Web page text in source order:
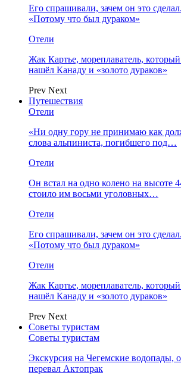
Его спрашивали, зачем он это
«Потому что был дураком»
Отели
Жак Картье, мореплаватель,
нашёл Канаду и «золото дураков»
Prev Next
Путешествия
Отели
«Ни одну гору не принимаю как
слова альпиниста, погибшего под…
Отели
Он встал на одно колено на высоте
стоило им восьми уголовных…
Отели
Его спрашивали, зачем он это
«Потому что был дураком»
Отели
Жак Картье, мореплаватель,
нашёл Канаду и «золото дураков»
Prev Next
Советы туристам
Советы туристам
Экскурсия на Чегемские водопады,
перевал Актопрак